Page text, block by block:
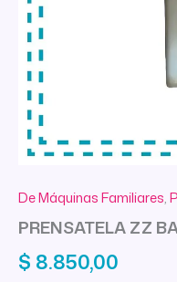
De Máquinas Familiares,
PRENSATELA ZZ
$ 8.850,00